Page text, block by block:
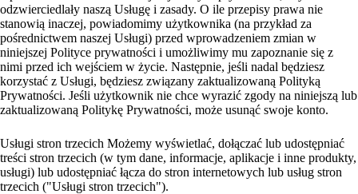
odzwierciedlały naszą Usługę i zasady. O ile przepisy prawa nie
stanowią inaczej, powiadomimy użytkownika (na przykład za
pośrednictwem naszej Usługi) przed wprowadzeniem zmian w
niniejszej Polityce prywatności i umożliwimy mu zapoznanie się z
nimi przed ich wejściem w życie. Następnie, jeśli nadal będziesz
korzystać z Usługi, będziesz związany zaktualizowaną Polityką
Prywatności. Jeśli użytkownik nie chce wyrazić zgody na niniejszą lub
zaktualizowaną Politykę Prywatności, może usunąć swoje konto.
Usługi stron trzecich Możemy wyświetlać, dołączać lub udostępniać
treści stron trzecich (w tym dane, informacje, aplikacje i inne produkty,
usługi) lub udostępniać łącza do stron internetowych lub usług stron
trzecich ("Usługi stron trzecich").